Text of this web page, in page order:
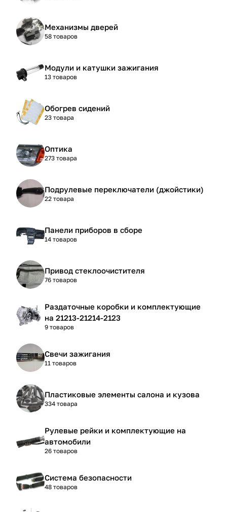
Механизмы дверей
58 товаров
Модули и катушки зажигания
13 товаров
Обогрев сидений
23 товара
Оптика
273 товара
Подрулевые переключатели (джойстики)
22 товара
Панели приборов в сборе
14 товаров
Привод стеклоочистителя
76 товаров
Раздаточные коробки и комплектующие
на 21213-21214-2123
9 товаров
Свечи зажигания
11 товаров
Пластиковые элементы салона и кузова
334 товара
Рулевые рейки и комплектующие на
автомобили
26 товаров
Система безопасности
48 товаров